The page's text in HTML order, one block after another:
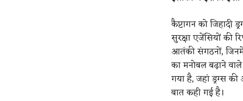
कैप्टागन को जिहादी
सुरक्षा एजेंसियों की
आतंकी संगठनों,
का मनोबल बढ़ाने
गया है, जहां ड्रग्स
बात कही गई है।